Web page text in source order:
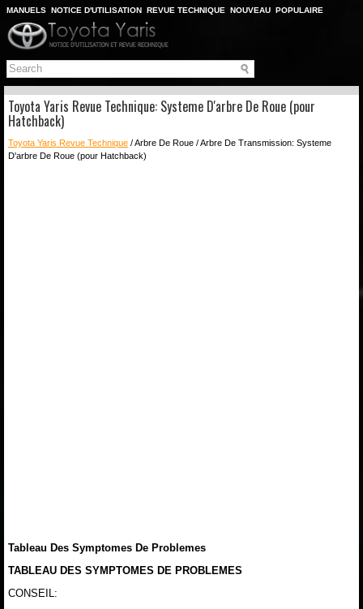
MANUELS NOTICE D'UTILISATION REVUE TECHNIQUE NOUVEAU POPULAIRE
PLAN DU SITE
CHERCHER
Toyota Yaris Revue Technique: Systeme D'arbre De Roue (pour
Hatchback)
Toyota Yaris Revue Technique / Arbre De Roue / Arbre De Transmission: Systeme
D'arbre De Roue (pour Hatchback)
Tableau Des Symptomes De Problemes
TABLEAU DES SYMPTOMES DE PROBLEMES
CONSEIL: